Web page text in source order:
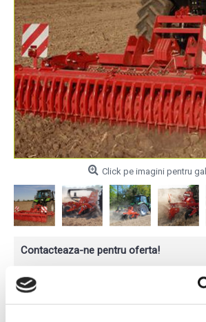
Click pe imagini pentru
Contacteaza-ne pentru oferta!
Florin ANDREICA
Area Sales Manager
Teleorman, Argeș